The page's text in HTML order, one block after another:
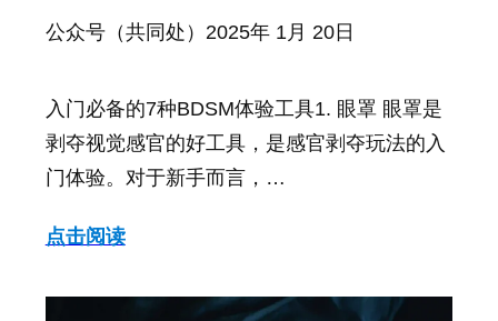
公众号（共同处） 2025年 1月 20日
入门必备的7种BDSM体验工具1. 眼罩 眼罩是
剥夺视觉感官的好工具，是感官剥夺玩法的入
门体验。对于新手而言，…
点击阅读